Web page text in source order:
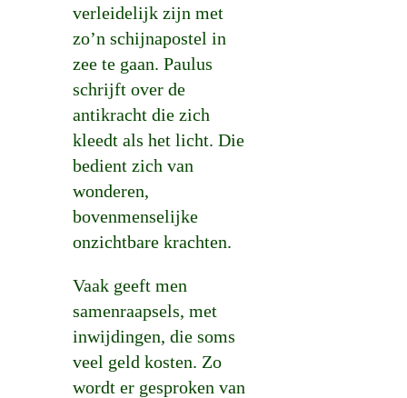
verleidelijk zijn met
zo’n schijnapostel in
zee te gaan. Paulus
schrijft over de
antikracht die zich
kleedt als het licht. Die
bedient zich van
wonderen,
bovenmenselijke
onzichtbare krachten.
Vaak geeft men
samenraapsels, met
inwijdingen, die soms
veel geld kosten. Zo
wordt er gesproken van